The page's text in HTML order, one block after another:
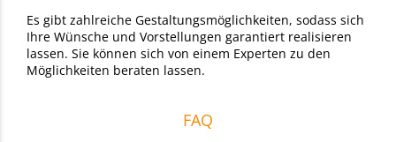
Es gibt zahlreiche Gestaltungsmöglichkeiten, sodass sich
Ihre Wünsche und Vorstellungen garantiert realisieren
lassen. Sie können sich von einem Experten zu den
Möglichkeiten beraten lassen.
FAQ